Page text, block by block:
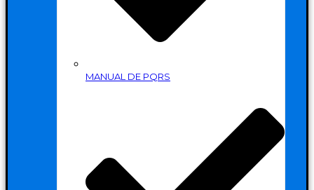
MANUAL DE PQRS